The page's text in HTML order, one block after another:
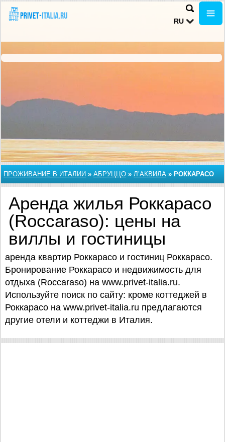
RU
ПРОЖИВАНИЕ В ИТАЛИИ » АБРУЦЦО » Л’АКВИЛА » РОККАРАСО
Аренда жилья Роккарасо
(Roccaraso): цены на
виллы и гостиницы
аренда квартир Роккарасо и гостиниц Роккарасо.
Бронирование Роккарасо и недвижимость для
отдыха (Roccaraso) на www.privet-italia.ru.
Используйте поиск по сайту: кроме коттеджей в
Роккарасо на www.privet-italia.ru предлагаются
другие отели и коттеджи в Италия.